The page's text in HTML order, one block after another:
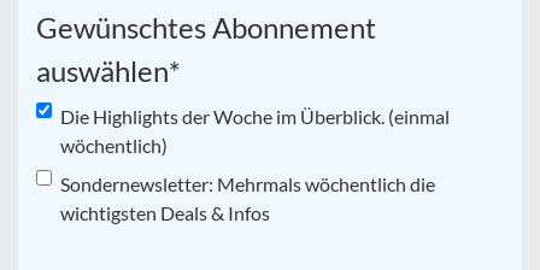
Gewünschtes Abonnement
auswählen*
Die Highlights der Woche im Überblick. (einmal
wöchentlich)
Sondernewsletter: Mehrmals wöchentlich die
wichtigsten Deals & Infos